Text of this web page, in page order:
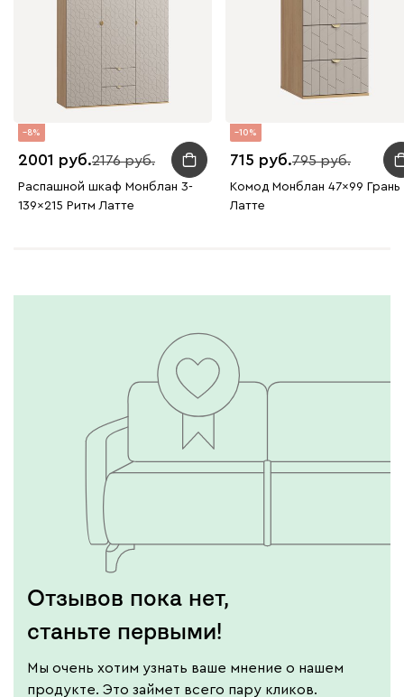
8
2001 2176
Распашной шкаф Монблан 3-
139x215 Ритм Латте
10
715 795
Комод Монблан 47x99 Грань
Латте
Отзывов пока нет,
станьте первыми!
Мы очень хотим узнать ваше мнение о нашем
продукте. Это займет всего пару кликов.